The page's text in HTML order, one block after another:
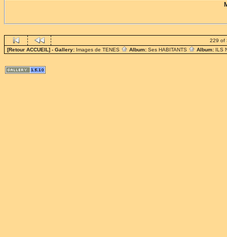
229 of
[Retour ACCUEIL] - Gallery: Images de TENES Album: Ses HABITANTS Album: ILS